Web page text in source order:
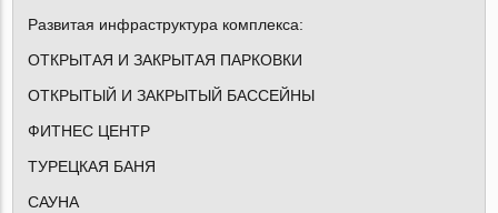
Развитая инфраструктура комплекса:
ОТКРЫТАЯ И ЗАКРЫТАЯ ПАРКОВКИ
ОТКРЫТЫЙ И ЗАКРЫТЫЙ БАССЕЙНЫ
ФИТНЕС ЦЕНТР
ТУРЕЦКАЯ БАНЯ
САУНА